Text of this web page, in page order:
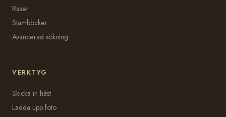
Raser
Stamböcker
Avancerad sökning
VERKTYG
Skicka in häst
Ladda upp foto